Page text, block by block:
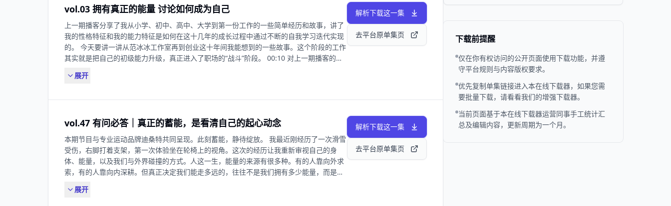
38:04 转念去找到你现有工作里的价值点。 41:37 找到属于你的、独有的那份意义。 44:22
Q7-不知道如何和比自己强的人相处，觉得很卑微，怎么办？ 44:33 找到自己的能力长板，
提供给他们预期以外的价值。 48:48 Q8-和“混日子”的人收入差不多，“脏活累活”都自己干，
如何平衡心态？ 49:09 首先，排除干扰，每个人有选择自己人生的方式，找正向的对标对象
去比较。第二，不要把累当成苦。 52:30 Q9-大学毕业、考研失败，如何在这样的局面让自
己重振旗鼓，好好对自己的人生负责？ 52:55 在痛苦的时候，不要对自己提那么多要求。往
回退一步，从其他的角度去积累锻炼你的心力。 🎵Bgm：I'm Gonna Let The Sunshine
In Today - Loving Caliber
法、去执行，就会顺遂地完成人生很多阶段。 12:58 所谓贵人相助的过程是你在短时间内抓
住了别人。 16:03 我的高中经历可能是大多数人的两倍。 17:26 我一直建立的都是相对独立
的关系，是不需要那种紧紧联络的情感需求。 19:20 《挪威的森林》是我的一本性启蒙书。
20:58 看完《热辣滚烫》就催我减肥，本质是没有理解美的多样性。 23:41 高考的整个过程
是我人生经历过的最大挫折。 25:25 笃定地相信自己但凡所想皆可成。 26:34 人生为什么要
服从第二志愿？ 27:48 导演专业的学习让我对人生多样性有了更多理解。 30:11 不想服从规
则，就创造规则。 33:24 大学期间我积累下了人生的丰富情感和深刻友谊。 34:55 搞清楚真
进入橙天娱乐。 42:11 凡事做在前面。 45:35 把工作当成一个训练。 47:37 下集预告：22
vol.03 拥有真正的能量 讨论如何成为自己
上一期播客分享了我从小学、初中、高中、大学到第一份工作的一些简单经历和故事，讲了
我的性格特征和我的能力特征是如何在这十几年的成长过程中通过不断的自我学习迭代实现
的。 今天要讲一讲从范冰冰工作室再到创业这十年间我能想到的一些故事。这个阶段的工作
其实就是把自己的初级能力升级，真正进入了职场的“战斗”阶段。 00:10 对上一期播客的简
职场新人如何有底气地面对前辈：从自身的能力上找出差异化的竞争优势，然后把这个优势
跟宁浩导演合作的阶段，是我职场生涯里一段不够成熟的状态。 10:44 我想去创造价值，去
“名利场”看到这个世界上最精彩的东西的同时，对自己也是巨大的考验。 16:24 我从冰冰工
作室辞职的过程经历了漫长的大半年时间。 18:39 人生最好的结果一定不是一直在一起，而
是在不同的未来人生路途中都能闪闪发光。 20:11 在无常的生命中，找到什么事情是确定
的，才会有安全感。 21:44 这个世界的变化不是由你的意志发生的，所以要看到那些新的趋
势，从中找到合适的方式为我所用。 24:09 人的成长是通过犯错去实现的。 26:40 走过那个
要向世界证明自己的过程，就不害怕失去一些别人眼中很好的东西。 30:22 我在公司内部搞
了一个创新大赛。 32:17 如何探索新领域：向行业前辈讨教成事的方法论和关键要素，再去
展开
解析下载这一集
去平台原单集页
vol.47 有问必答｜真正的蓄能，是看清自己的起心动念
本期节目与专业运动品牌迪桑特共同呈现。此刻蓄能，静待绽放。 我最近刚经历了一次滑雪
受伤，右脚打着支架，第一次体验坐在轮椅上的视角。这次的经历让我重新审视自己的身
体、能量，以及我们与外界碰撞的方式。人这一生，能量的来源有很多种。有的人靠向外求
索，有的人靠向内深耕。但真正决定我们能走多远的，往往不是我们拥有多少能量，而是我
见”到使用AI的启示，从与朋友相处的争吵到直播学英语的心路历程——这一期我想和你分享
展开
解析下载这一集
去平台原单集页
下载前提醒
仅在你有权访问的公开页面使用下载功能，并遵
守平台规则与内容版权要求。
优先复制单集链接进入本在线下载器，如果您需
要批量下载，请看看我们的增强下载器。
当前页面基于本在线下载器运营同事手工统计汇
总及编辑内容，更新周期为一个月。